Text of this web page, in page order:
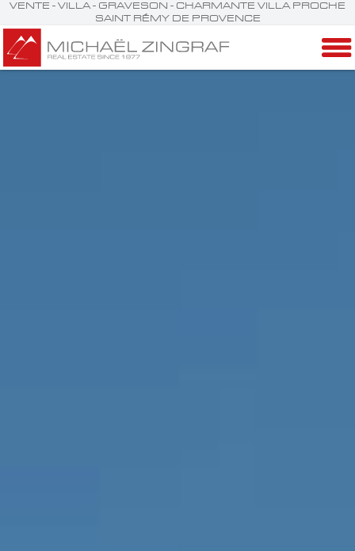
VENTE - VILLA - GRAVESON - CHARMANTE VILLA PROCHE
SAINT RÉMY DE PROVENCE